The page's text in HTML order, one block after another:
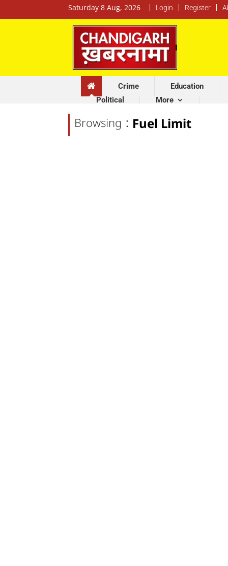
Saturday 8 Aug, 2026 Login Register
Crime Education
Political
More
Browsing : Fuel Limit